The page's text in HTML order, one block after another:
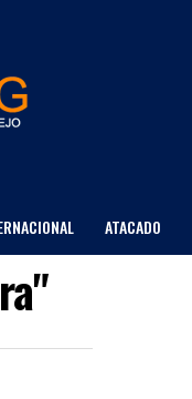
ATACADO